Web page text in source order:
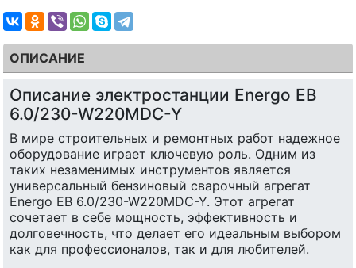
ОПИСАНИЕ
Описание электростанции Energo EB
6.0/230-W220MDC-Y
В мире строительных и ремонтных работ надежное
оборудование играет ключевую роль. Одним из
таких незаменимых инструментов является
универсальный бензиновый сварочный агрегат
Energo EB 6.0/230-W220MDC-Y. Этот агрегат
сочетает в себе мощность, эффективность и
долговечность, что делает его идеальным выбором
как для профессионалов, так и для любителей.